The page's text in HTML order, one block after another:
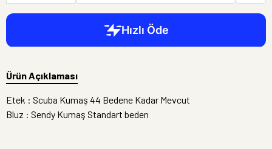
Ürün Açıklaması
Etek : Scuba Kumaş 44 Bedene Kadar Mevcut
Bluz : Sendy Kumaş Standart beden